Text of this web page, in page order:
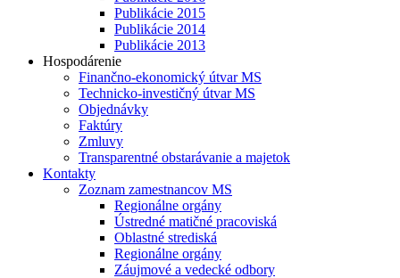
Publikácie 2015
Publikácie 2014
Publikácie 2013
Hospodárenie
Finančno-ekonomický útvar MS
Technicko-investičný útvar MS
Objednávky
Faktúry
Zmluvy
Transparentné obstarávanie a majetok
Kontakty
Zoznam zamestnancov MS
Regionálne orgány
Ústredné matičné pracoviská
Oblastné strediská
Regionálne orgány
Záujmové a vedecké odbory